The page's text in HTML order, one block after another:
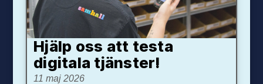
Hjälp oss att testa
digitala tjänster!
11 maj 2026